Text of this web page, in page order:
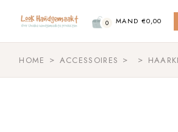
content
0 MAND €0,00
HOME ACCESSOIRES